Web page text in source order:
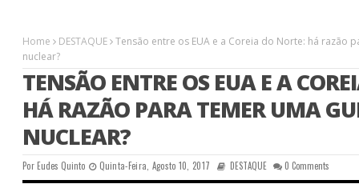
Home DESTAQUE Tensão entre os EUA e a Coreia do Norte: há razão
nuclear?
TENSÃO ENTRE OS EUA E A
HÁ RAZÃO PARA TEMER UMA
NUCLEAR?
PorEudes Quinto Quinta-Feira, Agosto 10, 2017 DESTAQUE 0 Comments